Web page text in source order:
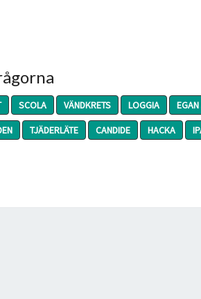
SCOLA VÄNDKRETS LOGGIA
TJÄDERLÄTE CANDIDE HACKA